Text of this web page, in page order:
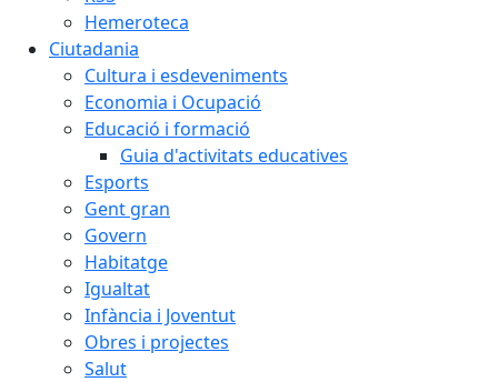
Hemeroteca
Ciutadania
Cultura i esdeveniments
Economia i Ocupació
Educació i formació
Guia d'activitats educatives
Esports
Gent gran
Govern
Habitatge
Igualtat
Infància i Joventut
Obres i projectes
Salut